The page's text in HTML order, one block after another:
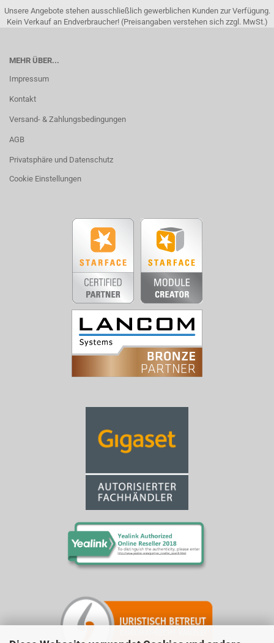
Unsere Angebote stehen ausschließlich gewerblichen Kunden zur Verfügung.
Kein Verkauf an Endverbraucher! (Preisangaben verstehen sich zzgl. MwSt.)
MEHR ÜBER...
Impressum
Kontakt
Versand- & Zahlungsbedingungen
AGB
Privatsphäre und Datenschutz
Cookie Einstellungen